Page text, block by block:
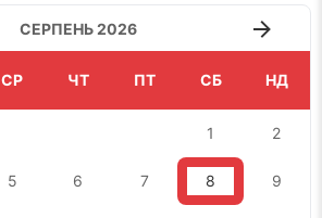
СЕРПЕНЬ 2026
СР ЧТ ПТ СБ НД
1 2
5 6 7 8 9